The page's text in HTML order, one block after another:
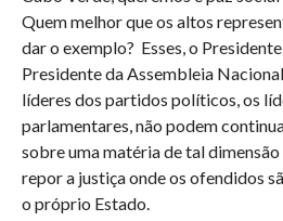
Quem melhor que os altos
dar o exemplo? Esses, o
Presidente da Assembleia
líderes dos partidos políticos, os
parlamentares, não podem
sobre uma matéria de tal
repor a justiça onde os ofendidos
o próprio Estado.